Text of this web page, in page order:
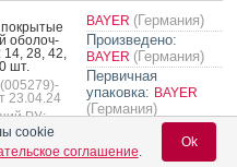
пок­ры­тые
обо­лоч­
14, 28, 42,
шт.
23.04.24
РУ:
BAYER (Германия)
Произведено:
BAYER (Германия)
Первичная
упаковка: BAYER
(Германия)
BAYER
(Германия) или
cookie
соглашение.
Ok